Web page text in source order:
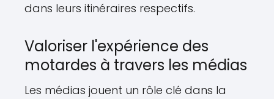
dans leurs itinéraires respectifs.
Valoriser l'expérience des
motardes à travers les médias
Les médias jouent un rôle clé dans la